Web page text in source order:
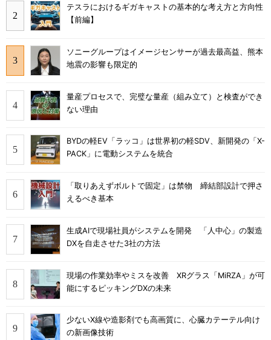
テスラにおけるギガキャストの基本的な考え方と方向性
【前編】
ソニーグループはイメージセンサーが過去最高益、熊本
地震の影響も限定的
量産プロセスで、完璧な量産（組み立て）と検査ができ
ない理由
BYDの軽EV「ラッコ」は世界初の軽SDV、新開発の「X-
PACK」に電動システムを統合
「取りあえずボルトで固定」は禁物 締結部設計で押さ
えるべき基本
生成AIで現場社員がシステムを開発 「人中心」の製造
DXを自走させた3社の方法
現場の作業効率やミスを改善 XRグラス「MiRZA」が可
能にするピッキングDXの未来
少ないX線や造影剤でも高画質に、心臓カテーテル向け
の新画像技術